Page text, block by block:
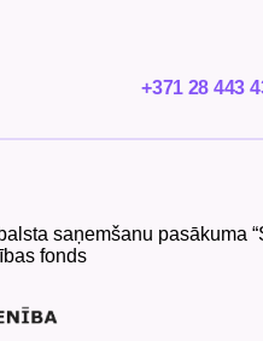
+371 28 443
saņemšanu pasākuma
fonds